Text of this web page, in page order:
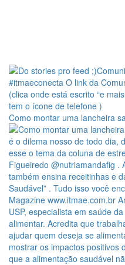
Como montar uma lancheira